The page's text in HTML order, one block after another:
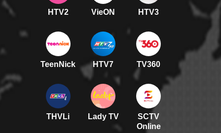
HTV2 VieON HTV3
TeenNick HTV7 TV360
THVLi Lady TV
SCTV
Online